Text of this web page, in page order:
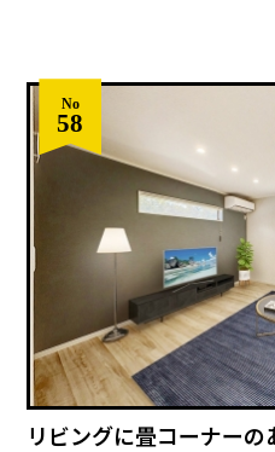
No
58
リビングに畳コーナーの